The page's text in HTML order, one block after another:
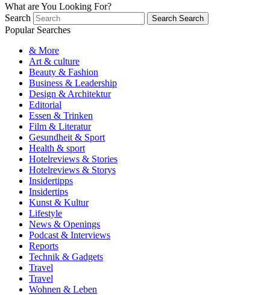
What are You Looking For?
Search
Search Search
Popular Searches
& More
Art & culture
Beauty & Fashion
Business & Leadership
Design & Architektur
Editorial
Essen & Trinken
Film & Literatur
Gesundheit & Sport
Health & sport
Hotelreviews & Stories
Hotelreviews & Storys
Insidertipps
Insidertips
Kunst & Kultur
Lifestyle
News & Openings
Podcast & Interviews
Reports
Technik & Gadgets
Travel
Travel
Wohnen & Leben